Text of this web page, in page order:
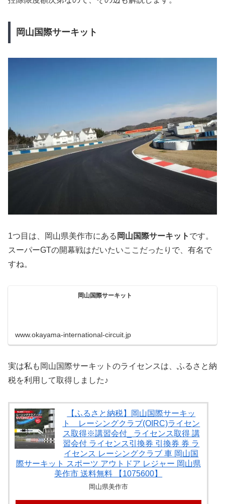
岡山国際サーキット
1つ目は、岡山県美作市にある 岡山国際サーキット です。
スーパーGTの開幕戦はだいたいここだったりで、有名で
すね。
岡山国際サーキット
www.okayama-international-circuit.jp
実は私も岡山国際サーキットのライセンスは、ふるさと納
税を利用して取得しました♪
【ふるさと納税】岡山国際サーキッ
ト レーシングクラブ(OIRC)ライセン
ス取得※講習会付_ ライセンス取得 講
習会付 ライセンス引換券 引換券 券 ラ
イセンス レーシングクラブ 車 岡山国
際サーキット スポーツ アウトドア レジャー 岡山県
美作市 送料無料 【1075600】
岡山県美作市